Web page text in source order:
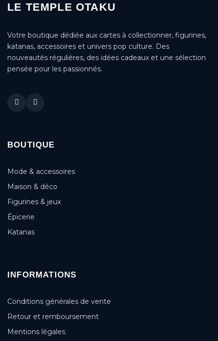
LE TEMPLE OTAKU
Votre boutique dédiée aux cartes à collectionner, figurines,
katanas, accessoires et univers pop culture. Des
nouveautés régulières, des idées cadeaux et une sélection
pensée pour les passionnés.
BOUTIQUE
Mode & accessoires
Maison & déco
Figurines & jeux
Épicerie
Katanas
INFORMATIONS
Conditions générales de vente
Retour et remboursement
Mentions légales